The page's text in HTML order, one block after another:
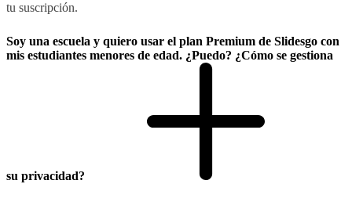
tu suscripción.
Soy una escuela y quiero usar el plan Premium de Slidesgo con
mis estudiantes menores de edad. ¿Puedo? ¿Cómo se gestiona
su privacidad?